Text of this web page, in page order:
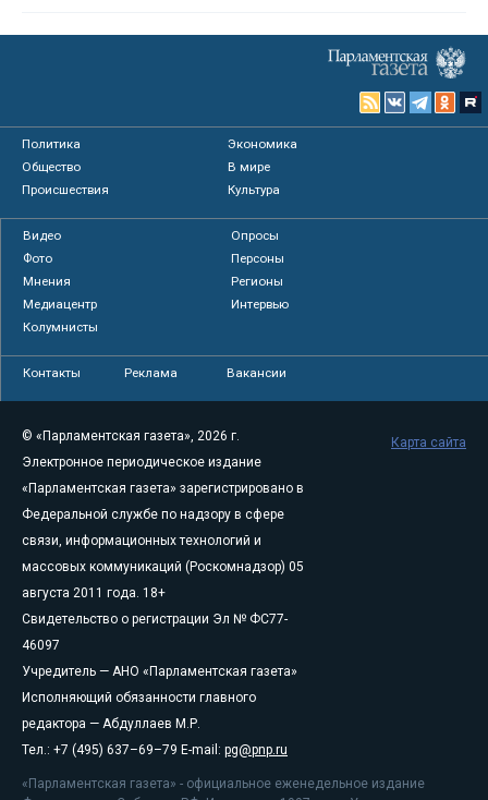
Политика
Экономика
Общество
В мире
Происшествия
Культура
Видео
Опросы
Фото
Персоны
Мнения
Регионы
Медиацентр
Интервью
Колумнисты
Контакты Реклама Вакансии
© «Парламентская газета», 2026 г.
Электронное периодическое издание
«Парламентская газета» зарегистрировано в
Федеральной службе по надзору в сфере
связи, информационных технологий и
массовых коммуникаций (Роскомнадзор) 05
августа 2011 года. 18+
Свидетельство о регистрации Эл № ФС77-
46097
Учредитель — АНО «Парламентская газета»
Исполняющий обязанности главного
редактора — Абдуллаев М.Р.
Тел.: +7 (495) 637–69–79 E-mail: pg@pnp.ru
«Парламентская газета» - официальное еженедельное издание
Карта сайта